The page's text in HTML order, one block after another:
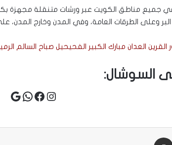
جميع مناطق الكويت عبر ورشات متنقلة مجهزة
وعلى الطرقات العامة، وفي المدن وخارج المدن،
القرين العدان مبارك الكبير الفحيحيل صباح السالم
السوشال:
إنستجرام
فيسبوك
واتساب
جوجل